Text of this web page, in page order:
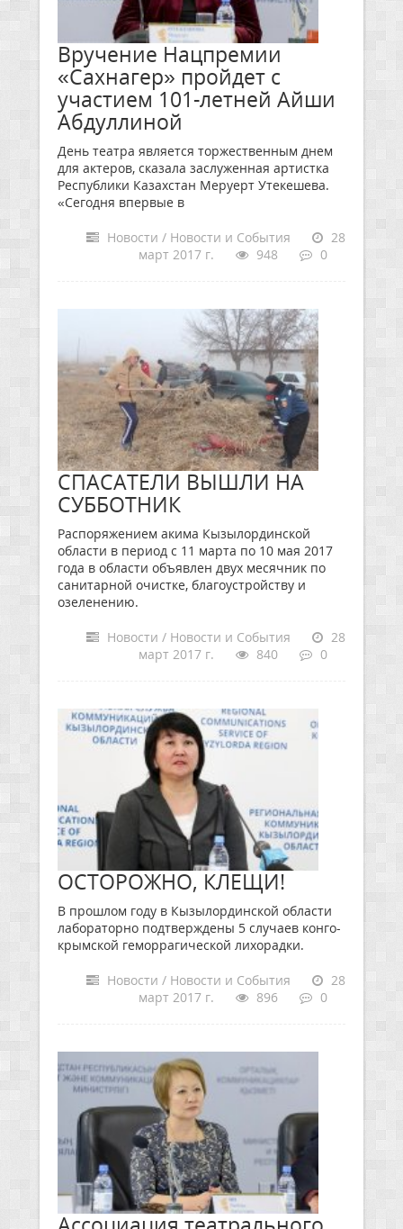
Вручение Нацпремии
«Сахнагер» пройдет с
участием 101-летней Айши
Абдуллиной
День театра является торжественным днем
для актеров, сказала заслуженная артистка
Республики Казахстан Меруерт Утекешева.
«Сегодня впервые в
Новости / Новости и События
28
март 2017 г.
948 0
СПАСАТЕЛИ ВЫШЛИ НА
СУББОТНИК
Распоряжением акима Кызылординской
области в период с 11 марта по 10 мая 2017
года в области объявлен двух месячник по
санитарной очистке, благоустройству и
озеленению.
Новости / Новости и События
28
март 2017 г.
840 0
ОСТОРОЖНО, КЛЕЩИ!
В прошлом году в Кызылординской области
лабораторно подтверждены 5 случаев конго-
крымской геморрагической лихорадки.
Новости / Новости и События
28
март 2017 г.
896 0